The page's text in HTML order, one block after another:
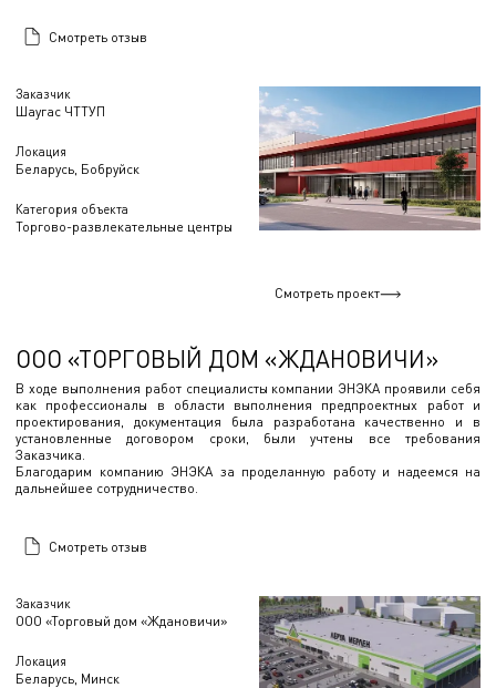
Заказчик
Шаугас ЧТТУП
Локация
Беларусь, Бобруйск
Категория объекта
Торгово-развлекательные центры
Смотреть отзыв
Смотреть проект
Заказчик
ООО «Торговый дом «Ждановичи»
Локация
Беларусь, Минск
ООО «ТОРГОВЫЙ ДОМ «ЖДАНОВИЧИ»
В ходе выполнения работ специалисты компании ЭНЭКА проявили себя
как профессионалы в области выполнения предпроектных работ и
проектирования, документация была разработана качественно и в
установленные договором сроки, были учтены все требования
Заказчика.
Благодарим компанию ЭНЭКА за проделанную работу и надеемся на
дальнейшее сотрудничество.
Смотреть отзыв